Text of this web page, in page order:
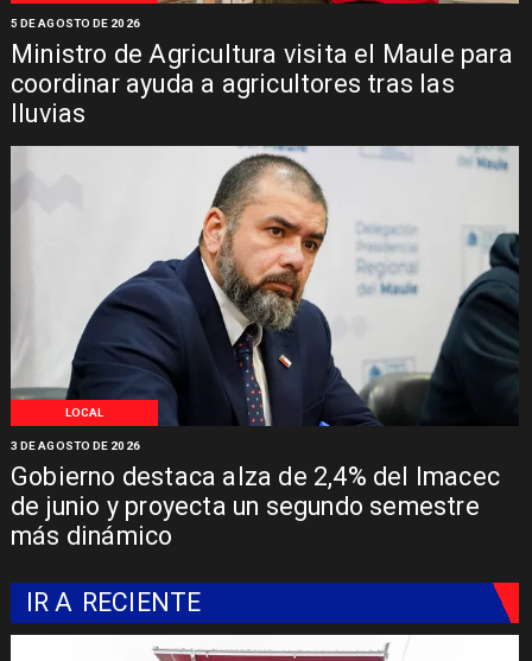
Ministro de Agricultura visita el Maule para
coordinar ayuda a agricultores tras las
lluvias
5 DE AGOSTO DE 2026
LOCAL
Gobierno destaca alza de 2,4% del Imacec
de junio y proyecta un segundo semestre
más dinámico
3 DE AGOSTO DE 2026
IR A RECIENTE